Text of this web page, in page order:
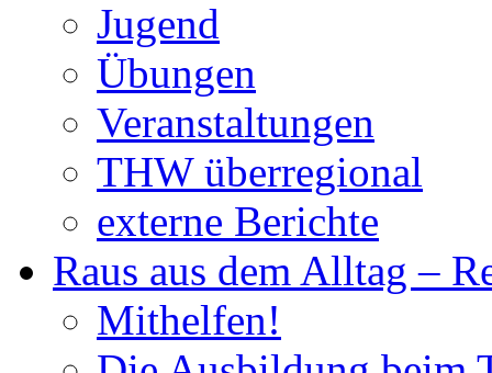
Jugend
Übungen
Veranstaltungen
THW überregional
externe Berichte
Raus aus dem Alltag –
Mithelfen!